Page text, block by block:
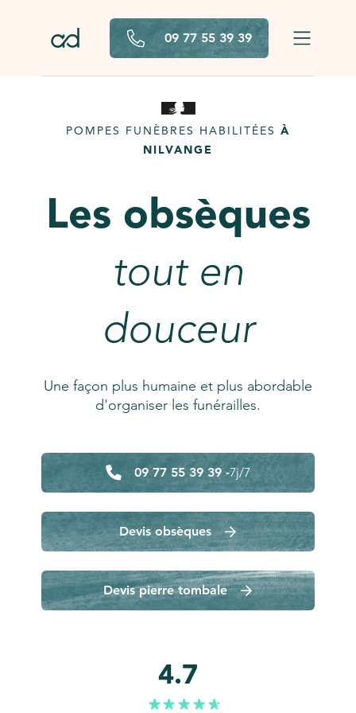
09 77 55 39 39
POMPES FUNÈBRES HABILITÉES À
NILVANGE
Les obsèques
tout en
douceur
Une façon plus humaine et plus abordable
d'organiser les funérailles.
09 77 55 39 39 -7j/7
Devis obsèques
Devis pierre tombale
4.7